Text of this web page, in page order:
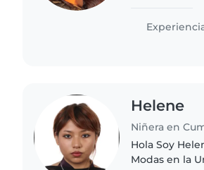
Helene
Niñera en
Hola Soy
Modas en la